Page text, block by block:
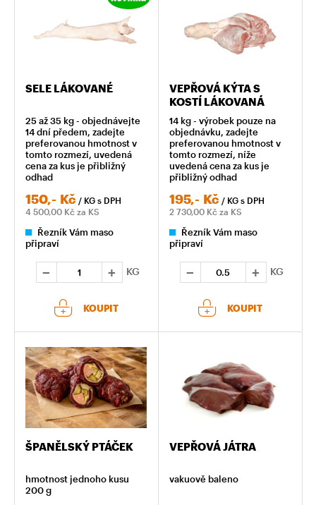
SELE LÁKOVANÉ
25 až 35 kg - objednávejte
14 dní předem, zadejte
preferovanou hmotnost v
tomto rozmezí, uvedená
cena za kus je přibližný
odhad
150,- Kč / KG s DPH
4 500,00 Kč za KS
Řezník Vám maso
připraví
KG
KOUPIT
VEPŘOVÁ KÝTA S
KOSTÍ LÁKOVANÁ
14 kg - výrobek pouze na
objednávku, zadejte
preferovanou hmotnost v
tomto rozmezí, níže
uvedená cena za kus je
přibližný odhad
195,- Kč / KG s DPH
2 730,00 Kč za KS
Řezník Vám maso
připraví
KG
KOUPIT
ŠPANĚLSKÝ PTÁČEK
hmotnost jednoho kusu
200 g
VEPŘOVÁ JÁTRA
vakuově baleno